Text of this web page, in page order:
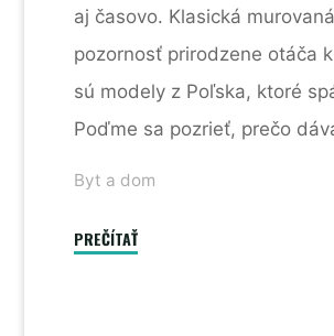
aj časovo. Klasická
pozornosť prirodzene otáča
sú modely z Poľska, ktoré
Poďme sa pozrieť, prečo
Byt a dom
PREČÍTAŤ"Lacné